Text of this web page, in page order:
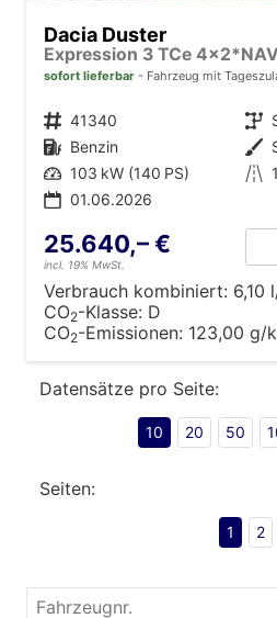
Dacia Duster
sofort lieferbar Fahrzeug mit
Fahrzeugnr. 41340 Getriebe
Kraftstoff Benzin Außenfarbe
Leistung 103 kW (140 PS) Kilometerstand
01.06.2026
25.640,– €
incl. 19% MwSt.
Verbrauch kombiniert: 6,10
CO2-Klasse: D
CO2-Emissionen: 123,00 g/
Datensätze pro Seite:
10 20 50
Seiten:
1 2
Fahrzeugnr.